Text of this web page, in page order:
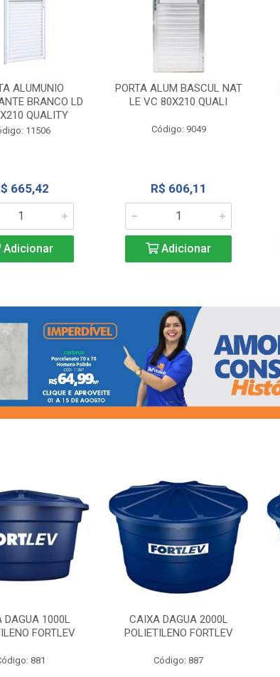
ALUMUNIO
BRANCO LD
QUALITY
11506
665,42
Adicionar
PORTA ALUM BASCUL NAT
LE VC 80X210 QUALI
Código: 9049
R$ 606,11
Adicionar
DAGUA 1000L
FORTLEV
881
CAIXA DAGUA 2000L
POLIETILENO FORTLEV
Código: 887